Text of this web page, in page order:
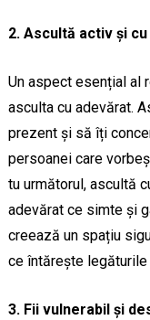
2. Ascultă activ și
Un aspect esențial al
asculta cu adevărat.
prezent și să îți
persoanei care
tu următorul, ascultă
adevărat ce simte și
creează un spațiu
ce întărește
3. Fii vulnerabil și